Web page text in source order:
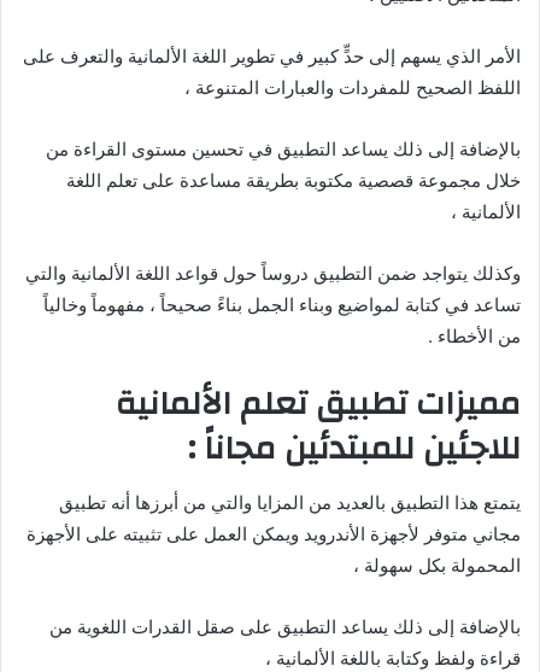
الأمر الذي يسهم إلى حدٍّ كبير في تطوير اللغة الألمانية والتعرف على
اللفظ الصحيح للمفردات والعبارات المتنوعة ،
بالإضافة إلى ذلك يساعد التطبيق في تحسين مستوى القراءة من
خلال مجموعة قصصية مكتوبة بطريقة مساعدة على تعلم اللغة
الألمانية ،
وكذلك يتواجد ضمن التطبيق دروساً حول قواعد اللغة الألمانية والتي
تساعد في كتابة لمواضيع وبناء الجمل بناءً صحيحاً ، مفهوماً وخالياً
من الأخطاء .
مميزات تطبيق تعلم الألمانية
للاجئين للمبتدئين مجاناً :
يتمتع هذا التطبيق بالعديد من المزايا والتي من أبرزها أنه تطبيق
مجاني متوفر لأجهزة الأندرويد ويمكن العمل على تثبيته على الأجهزة
المحمولة بكل سهولة ،
بالإضافة إلى ذلك يساعد التطبيق على صقل القدرات اللغوية من
قراءة ولفظ وكتابة باللغة الألمانية ،